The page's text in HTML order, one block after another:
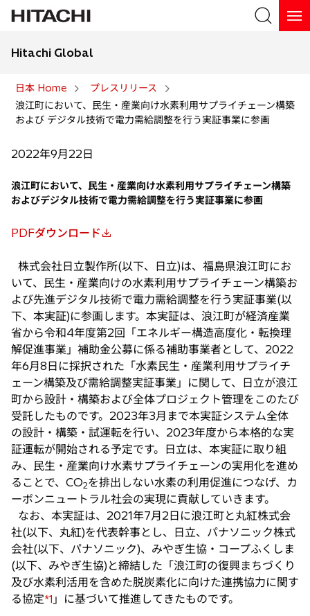
検索
Hitachi Global
日本 Home
プレスリリース
浪江町において、民生・産業向け水素利用サプライチェーン構築
および デジタル技術で電力需給調整を行う実証事業に参画
2022年9月22日
浪江町において、民生・産業向け水素利用サプライチェーン構築
およびデジタル技術で電力需給調整を行う実証事業に参画
PDFダウンロード
新
い
タ
ブ
で
開
く
株式会社日立製作所(以下、日立)は、福島県浪江町にお
いて、民生・産業向けの水素利用サプライチェーン構築お
よび先進デジタル技術で電力需給調整を行う実証事業(以
下、本実証)に参画します。本実証は、浪江町が経済産業
省から令和4年度第2回「エネルギー構造高度化・転換理
解促進事業」補助金公募に係る補助事業者として、2022
年6月8日に採択された「水素民生・産業利用サプライチ
ェーン構築及び需給調整実証事業」に関して、日立が浪江
町から設計・構築および全体プロジェクト管理をこのたび
受託したものです。2023年3月まで本実証システム全体
の設計・構築・試運転を行い、2023年度から本格的な実
証運転が開始される予定です。日立は、本実証に取り組
み、民生・産業向け水素サプライチェーンの実用化を進め
ることで、CO2を排出しない水素の利用促進につなげ、カ
ーボンニュートラル社会の実現に貢献していきます。
なお、本実証は、2021年7月2日に浪江町と丸紅株式会
社(以下、丸紅)を代表幹事とし、日立、パナソニック株式
会社(以下、パナソニック)、みやぎ生協・コープふくしま
(以下、みやぎ生協)と締結した「浪江町の復興まちづくり
及び水素利活用を含めた脱炭素化に向けた連携協力に関す
る協定*1 」に基づいて推進してきたものです。